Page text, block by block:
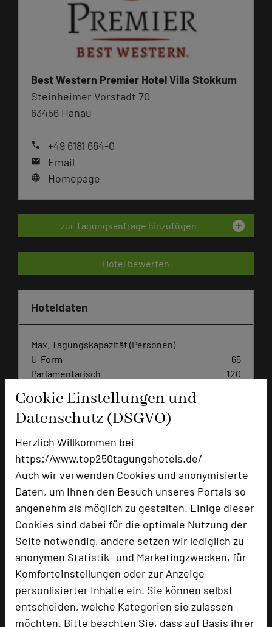
Cookie Einstellungen und
Datenschutz (DSGVO)
Herzlich Willkommen bei
https://www.top250tagungshotels.de/
Auch wir verwenden Cookies und anonymisierte
Daten, um Ihnen den Besuch unseres Portals so
angenehm als möglich zu gestalten. Einige dieser
Cookies sind dabei für die optimale Nutzung der
Seite notwendig, andere setzen wir lediglich zu
anonymen Statistik- und Marketingzwecken, für
Komforteinstellungen oder zur Anzeige
personlisierter Inhalte ein. Sie können selbst
entscheiden, welche Kategorien sie zulassen
möchten. Bitte beachten Sie, dass auf Basis ihrer
Best Western Premier Hotel Villa Stokkum
Steinheimer Vorstadt 70
63456 Hanau
phone +49 6181 664-0
mail Email
language Homepage
zur Tagungsanfrage hinzufügen add_circle
Hotel bewerten
Hoteldaten
Max. Tagungskapazität (Personen)
U-Form
65
Parlamentarisch
120
Tagungsräume
Ausstellungsfläche
Doppelzimmer
Einzelzimmer
69
Besonders geeignet für
Seminar, Konferenz, Klausur, Event
861 Seiten dieses Hotels wurden in den